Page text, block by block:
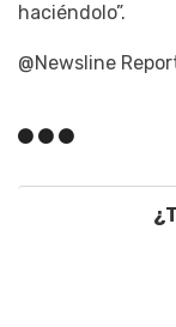
haciéndolo”.
@Newsline